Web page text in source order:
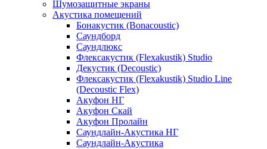
Шумозащитные экраны
Акустика помещений
Бонакустик (Bonacoustic)
Саундборд
Саундлюкс
Флексакустик (Flexakustik) Studio
Декустик (Decoustic)
Флексакустик (Flexakustik) Studio Line
(Decoustic Flex)
Акуфон НГ
Акуфон Скай
Акуфон Пролайн
Саундлайн-Акустика НГ
Саундлайн-Акустика